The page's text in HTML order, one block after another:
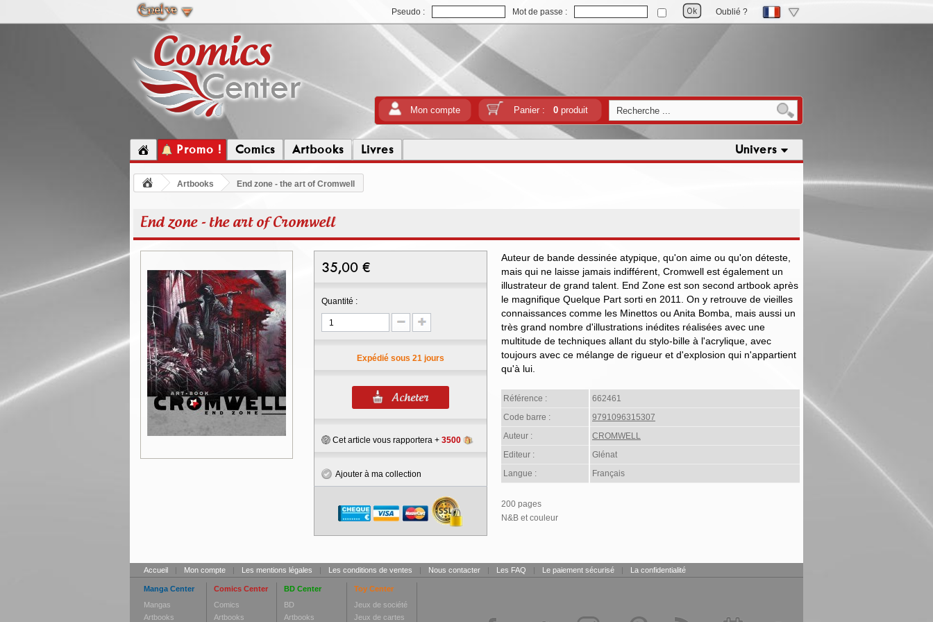
Pseudo : Mot de passe : Oublié ?
Mon compte Panier : 0produit
Promo ! Comics Artbooks Livres Univers
Artbooks End zone - the art of Cromwell
End zone - the art of Cromwell
35,00 €
Quantité :
Expédié sous 21 jours
Cet article vous rapportera + 3500
Ajouter à ma collection
Auteur de bande dessinée atypique, qu'on aime ou qu'on déteste,
mais qui ne laisse jamais indifférent, Cromwell est également un
illustrateur de grand talent. End Zone est son second artbook après
le magnifique Quelque Part sorti en 2011. On y retrouve de vieilles
connaissances comme les Minettos ou Anita Bomba, mais aussi un
très grand nombre d'illustrations iné­dites réalisées avec une
multitude de techniques allant du stylo-bille à l'acrylique, avec
toujours avec ce mélange de rigueur et d'explosion qui n'appartient
qu'à lui.
Référence :
662461
Code barre :
9791096315307
Auteur :
CROMWELL
Editeur :
Glénat
Langue :
Français
200 pages
N&B et couleur
Accueil | Mon compte | Les mentions légales | Les conditions de ventes | Nous contacter | Les FAQ | Le paiement sécurisé | La confidentialité
Manga Center
Mangas
Artbooks
Comics Center
Comics
Artbooks
BD Center
BD
Artbooks
Toy Center
Jeux de société
Jeux de cartes